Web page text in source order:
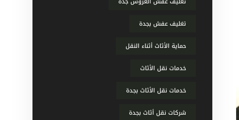
تغليف عفش بجدة
حماية الأثاث أثناء النقل
خدمات نقل الأثاث
خدمات نقل الأثاث بجدة
شركات نقل أثاث بجدة